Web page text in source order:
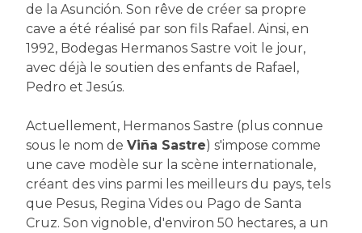
de la Asunción. Son rêve de créer sa propre
cave a été réalisé par son fils Rafael. Ainsi, en
1992, Bodegas Hermanos Sastre voit le jour,
avec déjà le soutien des enfants de Rafael,
Pedro et Jesús.
Actuellement, Hermanos Sastre (plus connue
sous le nom de Viña Sastre) s'impose comme
une cave modèle sur la scène internationale,
créant des vins parmi les meilleurs du pays, tels
que Pesus, Regina Vides ou Pago de Santa
Cruz. Son vignoble, d'environ 50 hectares, a un